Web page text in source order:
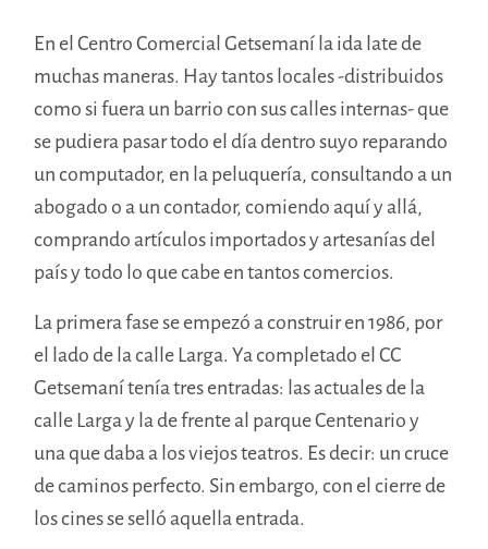
En el Centro Comercial Getsemaní la ida late de
muchas maneras. Hay tantos locales -distribuidos
como si fuera un barrio con sus calles internas- que
se pudiera pasar todo el día dentro suyo reparando
un computador, en la peluquería, consultando a un
abogado o a un contador, comiendo aquí y allá,
comprando artículos importados y artesanías del
país y todo lo que cabe en tantos comercios.
La primera fase se empezó a construir en 1986, por
el lado de la calle Larga. Ya completado el CC
Getsemaní tenía tres entradas: las actuales de la
calle Larga y la de frente al parque Centenario y
una que daba a los viejos teatros. Es decir: un cruce
de caminos perfecto. Sin embargo, con el cierre de
los cines se selló aquella entrada.